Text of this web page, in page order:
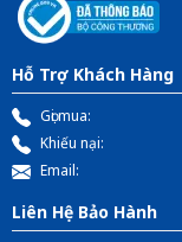
Hỗ Trợ Khách Hàng
Gọi mua:
Khiếu nại:
Email:
Liên Hệ Bảo Hành